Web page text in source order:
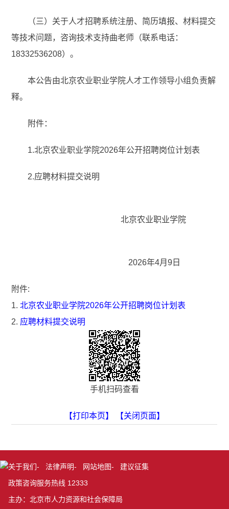
（三）关于人才招聘系统注册、简历填报、材料提交
等技术问题，咨询技术支持曲老师（联系电话：
18332536208）。
本公告由北京农业职业学院人才工作领导小组负责解
释。
附件：
1.北京农业职业学院2026年公开招聘岗位计划表
2.应聘材料提交说明
北京农业职业学院
2026年4月9日
附件:
1.北京农业职业学院2026年公开招聘岗位计划表
2. 应聘材料提交说明
手机扫码查看
【打印本页】 【关闭页面】
关于我们- 法律声明- 网站地图- 建议征集
政策咨询服务热线 12333
主办：北京市人力资源和社会保障局